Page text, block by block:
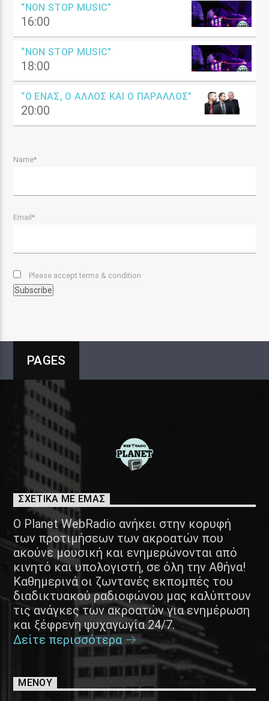
“NON STOP MUSIC”
16:00
“NON STOP MUSIC”
18:00
“Ο ΈΝΑΣ, Ο ΆΛΛΟΣ ΚΑΙ Ο ΠΑΡΆΛΛΟΣ”
20:00
Name*
Email*
Please accept terms & condition
PAGES
ΣΧΕΤΙΚΑ ΜΕ ΕΜΑΣ
Ο Planet WebRadio ανήκει στην κορυφή
των προτιμήσεων των ακροατών που
ακούνε μουσική και ενημερώνονται από
κινητό και υπολογιστή, σε όλη την Αθήνα!
Καθημερινά οι ζωντανές εκπομπές του
διαδικτυακού ραδιοφώνου μας καλύπτουν
τις ανάγκες των ακροατών για ενημέρωση
και ξέφρενη ψυχαγωγία 24/7.
Δείτε περισσότερα
ΜΕΝΟΥ